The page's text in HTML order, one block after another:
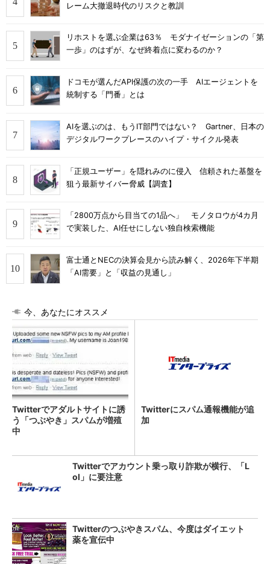
レーム大撤退時代のリスクと教訓
リホストを選ぶ企業は63％ モダナイゼーションの「第
一歩」のはずが、なぜ終着点に変わるのか？
ドコモが選んだAPI保護の次の一手 AIエージェントを
統制する「門番」とは
AIを選ぶのは、もうIT部門ではない？ Gartner、日本の
デジタルワークプレースのハイプ・サイクル発表
「正規ユーザー」を隠れみのに侵入 信頼された基盤を
狙う最新サイバー脅威【調査】
「2800万点から目当ての1品へ」 モノタロウが4カ月
で実装した、AI任せにしない独自検索機能
富士通とNECの決算会見から読み解く、2026年下半期
「AI需要」と「収益の見通し」
今、あなたにオススメ
Twitterでアダルトサイトに誘
う「つぶやき」スパムが増殖
中
Twitterにスパム通報機能が追
加
Twitterでアカウント乗っ取り詐欺が横行、「L
ol」に要注意
Twitterのつぶやきスパム、今度はダイエット
薬を宣伝中